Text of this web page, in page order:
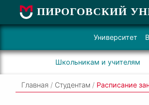
ПИРОГОВСКИЙ
Университет
Школьникам и учителям
Главная / Студентам / Расписание